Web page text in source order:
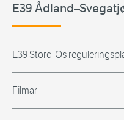
E39
E39 Stord-Os
Filmar